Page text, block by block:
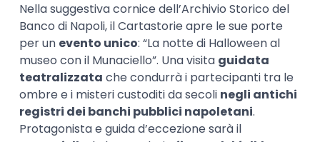
Nella suggestiva cornice dell’Archivio Storico del
Banco di Napoli, il Cartastorie apre le sue porte
per un evento unico: “La notte di Halloween al
museo con il Munaciello”. Una visita guidata
teatralizzata che condurrà i partecipanti tra le
ombre e i misteri custoditi da secoli negli antichi
registri dei banchi pubblici napoletani.
Protagonista e guida d’eccezione sarà il